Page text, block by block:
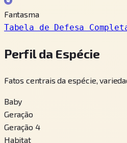
Fantasma
Tabela de Defesa
Perfil da Espécie
Fatos centrais da espécie,
Baby
Geração
Geração 4
Habitat